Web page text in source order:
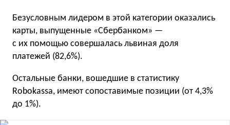
Безусловным лидером в этой категории оказались
карты, выпущенные «Сбербанком» —
с их помощью совершалась львиная доля
платежей (82,6%).
Остальные банки, вошедшие в статистику
Robokassa, имеют сопоставимые позиции (от 4,3%
до 1%).